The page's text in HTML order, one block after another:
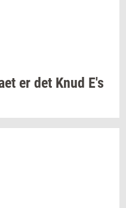
er det Knud E's